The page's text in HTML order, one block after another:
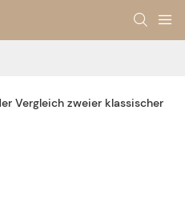
Vergleich zweier klassischer